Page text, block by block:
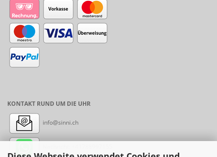
KONTAKT RUND UM DIE UHR
info@sinni.ch